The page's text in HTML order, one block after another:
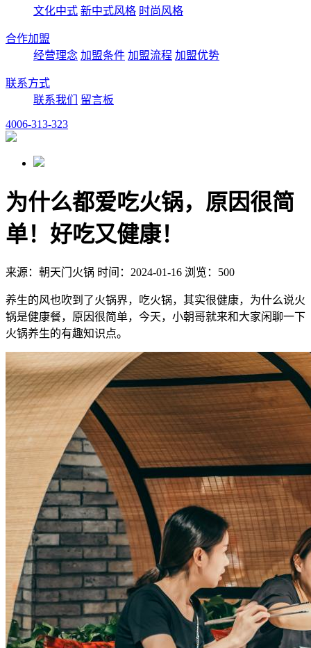
文化中式 新中式风格 时尚风格
合作加盟
经营理念 加盟条件 加盟流程 加盟优势
联系方式
联系我们
留言板
4006-313-323
为什么都爱吃火锅，原因很简
单！好吃又健康！
来源：朝天门火锅 时间：2024-01-16 浏览：500
养生的风也吹到了火锅界，吃火锅，其实很健康，为什么说火
锅是健康餐，原因很简单，今天，小朝哥就来和大家闲聊一下
火锅养生的有趣知识点。